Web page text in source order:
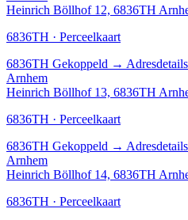
Heinrich Böllhof 12, 6836TH
6836TH · Perceelkaart
6836TH Gekoppeld →
Arnhem
Heinrich Böllhof 13, 6836TH
6836TH · Perceelkaart
6836TH Gekoppeld →
Arnhem
Heinrich Böllhof 14, 6836TH
6836TH · Perceelkaart